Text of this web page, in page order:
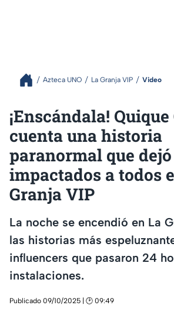
Azteca UNO La Granja VIP Video
¡Enscándala!
cuenta una historia
paranormal que dejó
impactados a todos
Granja VIP
La noche se encendió en La
las historias más
influencers que pasaron 24
instalaciones.
Publicado 09/10/2025 | 🕑 09:49